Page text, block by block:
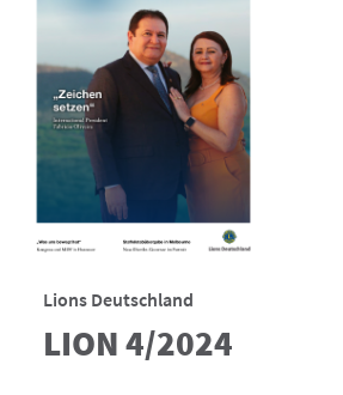
Lions Deutschland
LION 4/2024